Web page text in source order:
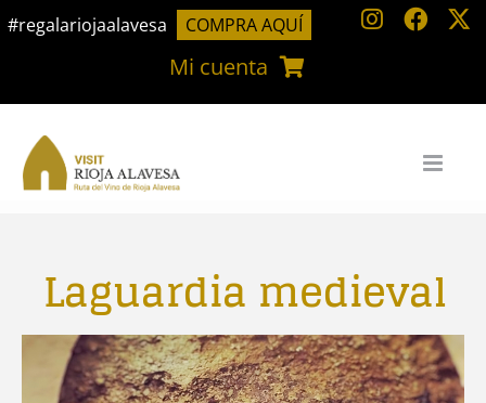
Saltar
#regalariojaalavesa COMPRA AQUÍ
Mi cuenta
Laguardia medieval